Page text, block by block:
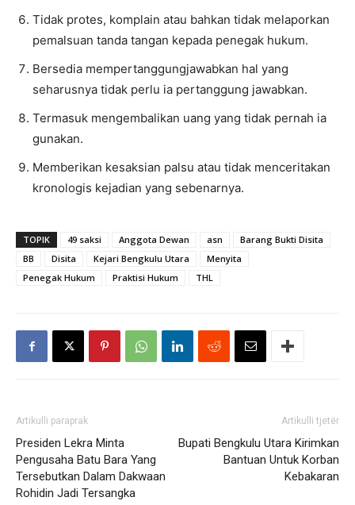
Tidak protes, komplain atau bahkan tidak melaporkan
pemalsuan tanda tangan kepada penegak hukum.
Bersedia mempertanggungjawabkan hal yang
seharusnya tidak perlu ia pertanggung jawabkan.
Termasuk mengembalikan uang yang tidak pernah ia
gunakan.
Memberikan kesaksian palsu atau tidak menceritakan
kronologis kejadian yang sebenarnya.
TOPIK 49 saksi Anggota Dewan asn
Barang Bukti Disita
BB
Disita Kejari Bengkulu Utara
Menyita
Penegak Hukum
Praktisi Hukum THL
Artikulli paraprak
Presiden Lekra Minta
Pengusaha Batu Bara Yang
Tersebutkan Dalam Dakwaan
Rohidin Jadi Tersangka
Artikulli tjetër
Bupati Bengkulu Utara Kirimkan
Bantuan Untuk Korban
Kebakaran